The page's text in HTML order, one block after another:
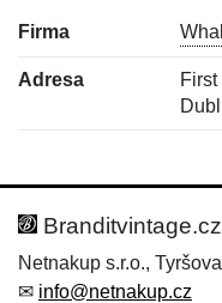
Firma
Adresa
Hodnocení:
Jméno:
Branditvintage.cz
Netnakup s.r.o.,
✉ info@netnakup.cz